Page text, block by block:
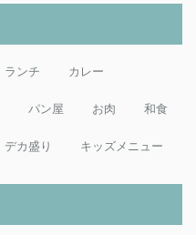
ランチ カレー
パン屋 お肉 和食
デカ盛り キッズメニュー